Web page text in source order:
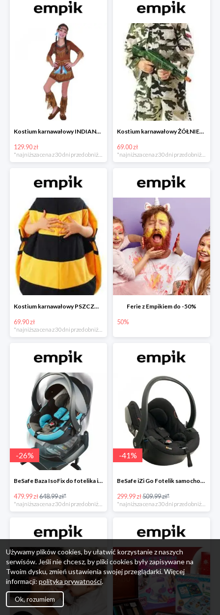
Kostium karnawałowy INDIANKA
129.90 zł
*najniższa cena z 30 dni przed obniżką
Kostium karnawałowy ŻÓŁNIERZ
69.00 zł
*najniższa cena z 30 dni przed obniżką
Kostium karnawałowy PSZCZÓŁKA
69.90 zł
Ferie z Empikiem do -50%
50%
-26%
BeSafe Baza IsoFix do fotelika iZi Go -26%
479.99 zł648.99 zł*
*najniższa cena z 30 dni przed obniżką
-41%
BeSafe iZi Go Fotelik samochodowy, 0-13 kg, Czarny Cab -41%
299.99 zł509.99 zł*
*najniższa cena z 30 dni przed obniżką
Używamy plików cookies, by ułatwić korzystanie z naszych
serwisów. Jeśli nie chcesz, by pliki cookies były zapisywane na
Twoim dysku, zmień ustawienia swojej przeglądarki. Więcej
informacji: polityka prywatności.
Ok, rozumiem